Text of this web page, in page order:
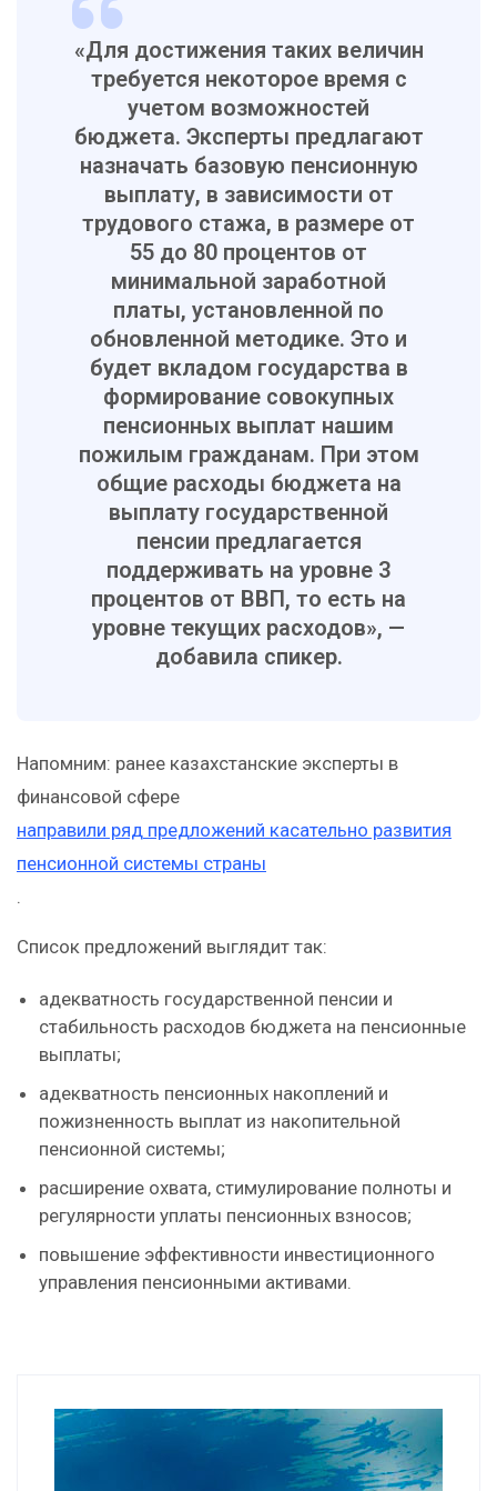
«Для достижения таких величин
требуется некоторое время с
учетом возможностей
бюджета. Эксперты предлагают
назначать базовую пенсионную
выплату, в зависимости от
трудового стажа, в размере от
55 до 80 процентов от
минимальной заработной
платы, установленной по
обновленной методике. Это и
будет вкладом государства в
формирование совокупных
пенсионных выплат нашим
пожилым гражданам. При этом
общие расходы бюджета на
выплату государственной
пенсии предлагается
поддерживать на уровне 3
процентов от ВВП, то есть на
уровне текущих расходов», —
добавила спикер.
Напомним: ранее казахстанские эксперты в
финансовой сфере
направили ряд предложений касательно развития
пенсионной системы страны
.
Список предложений выглядит так:
адекватность государственной пенсии и
стабильность расходов бюджета на пенсионные
выплаты;
адекватность пенсионных накоплений и
пожизненность выплат из накопительной
пенсионной системы;
расширение охвата, стимулирование полноты и
регулярности уплаты пенсионных взносов;
повышение эффективности инвестиционного
управления пенсионными активами.